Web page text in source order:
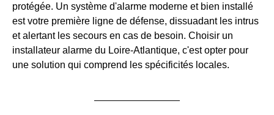
protégée. Un système d'alarme moderne et bien installé
est votre première ligne de défense, dissuadant les intrus
et alertant les secours en cas de besoin. Choisir un
installateur alarme du Loire-Atlantique, c'est opter pour
une solution qui comprend les spécificités locales.